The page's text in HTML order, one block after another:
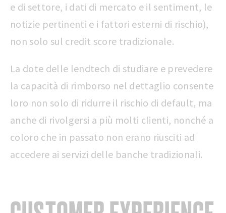
e di settore, i dati di mercato e il sentiment, le
notizie pertinenti e i fattori esterni di rischio),
non solo sul credit score tradizionale.
La dote delle lendtech di studiare e prevedere
la capacità di rimborso nel dettaglio consente
loro non solo di ridurre il rischio di default, ma
anche di rivolgersi a più molti clienti, nonché a
coloro che in passato non erano riusciti ad
accedere ai servizi delle banche tradizionali.